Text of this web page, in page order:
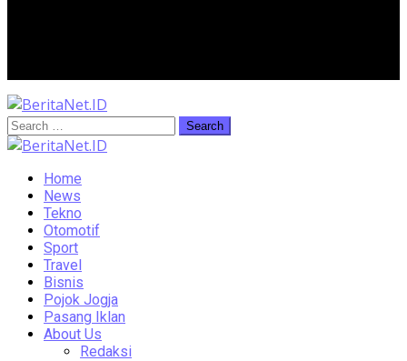
Home
News
Tekno
Otomotif
Sport
Travel
Bisnis
Pojok Jogja
Pasang Iklan
About Us
Redaksi